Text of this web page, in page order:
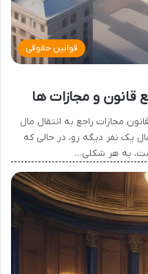
قوانین حقوقی
قانون و مجازات ها
مجازات راجع به انتقال مال
یک نفر دیگه رو، در حالی که
به هر شکلی…